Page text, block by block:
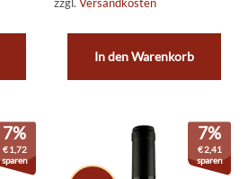
zzgl.Versandkosten
In den Warenkorb
7%
€1,72
sparen
7%
€2,41
sparen